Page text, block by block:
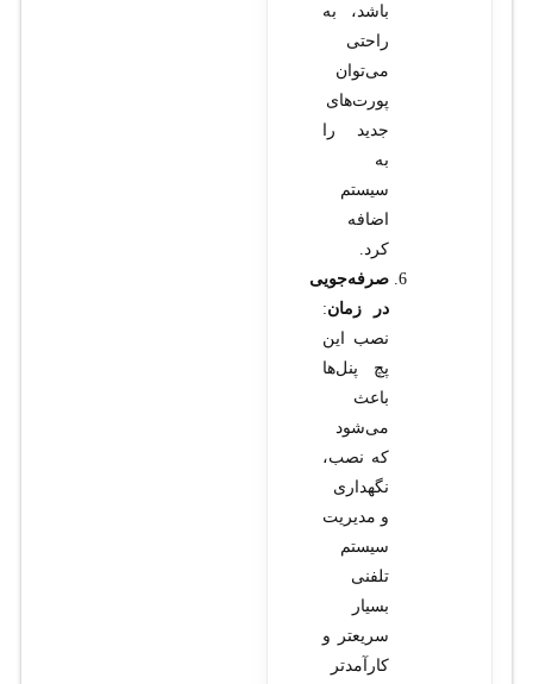
باشد، به
راحتی
می‌توان
پورت‌های
جدید را
به
سیستم
اضافه
کرد.
صرفه‌جویی
در زمان:
نصب این
پچ پنل‌ها
باعث
می‌شود
که نصب،
نگهداری
و مدیریت
سیستم
تلفنی
بسیار
سریعتر و
کارآمدتر